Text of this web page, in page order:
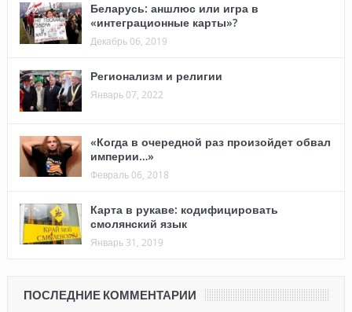
Беларусь: аншлюс или игра в
«интеграционные карты»?
Декабрь 06, 2019
Регионализм и религии
Январь 07, 2022
«Когда в очередной раз произойдет обвал
империи…»
Февраль 06, 2018
Карта в рукаве: кодифицировать
смолянский язык
Январь 31, 2019
ПОСЛЕДНИЕ КОММЕНТАРИИ